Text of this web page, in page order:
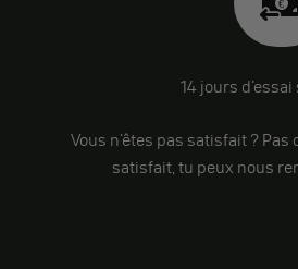
14 jours
Vous n'êtes pas satisfait ? Pas
satisfait, tu peux nous